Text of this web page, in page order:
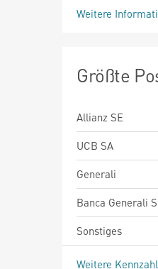
Weitere
Größte
Allianz SE
UCB SA
Generali
Banca Generali
Sonstiges
Weitere